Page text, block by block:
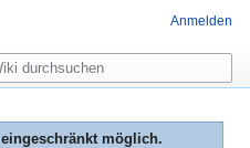
möglich.
Anmelden